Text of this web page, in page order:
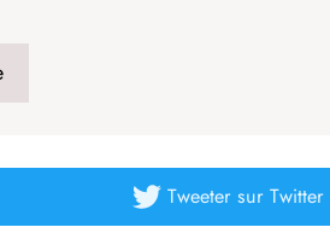
Tweetersur Twitter